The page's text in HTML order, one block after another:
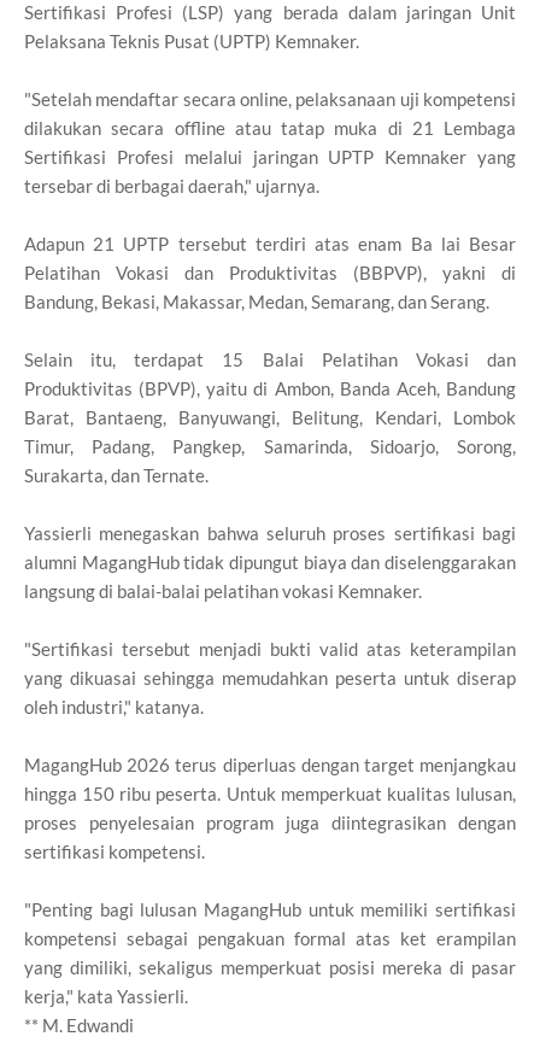
Sertifikasi Profesi (LSP) yang berada dalam jaringan Unit
Pelaksana Teknis Pusat (UPTP) Kemnaker.
"Setelah mendaftar secara online, pelaksanaan uji kompetensi
dilakukan secara offline atau tatap muka di 21 Lembaga
Sertifikasi Profesi melalui jaringan UPTP Kemnaker yang
tersebar di berbagai daerah," ujarnya.
Adapun 21 UPTP tersebut terdiri atas enam Ba lai Besar
Pelatihan Vokasi dan Produktivitas (BBPVP), yakni di
Bandung, Bekasi, Makassar, Medan, Semarang, dan Serang.
Selain itu, terdapat 15 Balai Pelatihan Vokasi dan
Produktivitas (BPVP), yaitu di Ambon, Banda Aceh, Bandung
Barat, Bantaeng, Banyuwangi, Belitung, Kendari, Lombok
Timur, Padang, Pangkep, Samarinda, Sidoarjo, Sorong,
Surakarta, dan Ternate.
Yassierli menegaskan bahwa seluruh proses sertifikasi bagi
alumni MagangHub tidak dipungut biaya dan diselenggarakan
langsung di balai-balai pelatihan vokasi Kemnaker.
"Sertifikasi tersebut menjadi bukti valid atas keterampilan
yang dikuasai sehingga memudahkan peserta untuk diserap
oleh industri," katanya.
MagangHub 2026 terus diperluas dengan target menjangkau
hingga 150 ribu peserta. Untuk memperkuat kualitas lulusan,
proses penyelesaian program juga diintegrasikan dengan
sertifikasi kompetensi.
"Penting bagi lulusan MagangHub untuk memiliki sertifikasi
kompetensi sebagai pengakuan formal atas ket erampilan
yang dimiliki, sekaligus memperkuat posisi mereka di pasar
kerja," kata Yassierli.
** M. Edwandi